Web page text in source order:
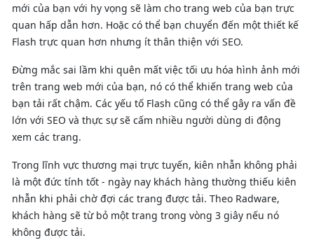
mới của bạn với hy vọng sẽ làm cho trang web của bạn trực
quan hấp dẫn hơn. Hoặc có thể bạn chuyển đến một thiết kế
Flash trực quan hơn nhưng ít thân thiện với SEO.
Đừng mắc sai lầm khi quên mất việc tối ưu hóa hình ảnh mới
trên trang web mới của bạn, nó có thể khiến trang web của
bạn tải rất chậm. Các yếu tố Flash cũng có thể gây ra vấn đề
lớn với SEO và thực sự sẽ cấm nhiều người dùng di động
xem các trang.
Trong lĩnh vực thương mại trực tuyến, kiên nhẫn không phải
là một đức tính tốt - ngày nay khách hàng thường thiếu kiên
nhẫn khi phải chờ đợi các trang được tải. Theo Radware,
khách hàng sẽ từ bỏ một trang trong vòng 3 giây nếu nó
không được tải.